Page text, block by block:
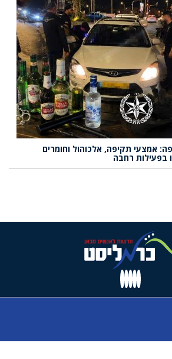
אמצעי תקיפה, אלכוהול וחומרים
בפעילות רחבה